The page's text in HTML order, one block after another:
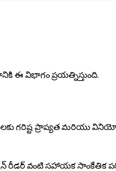
ఈ విభాగం ప్రయత్నిస్తుంది.
గరిష్ట ప్రాప్యత మరియు
రీడర్ వంటి సహాయక సాంకేతిక